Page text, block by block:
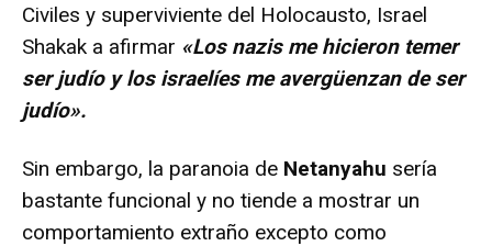
Civiles y superviviente del Holocausto, Israel
Shakak a afirmar «Los nazis me hicieron temer
ser judío y los israelíes me avergüenzan de ser
judío».
Sin embargo, la paranoia de Netanyahu sería
bastante funcional y no tiende a mostrar un
comportamiento extraño excepto como